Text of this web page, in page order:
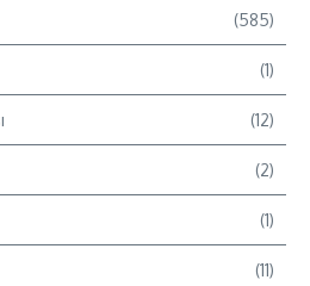
(585)
(1)
(12)
(2)
(1)
(11)